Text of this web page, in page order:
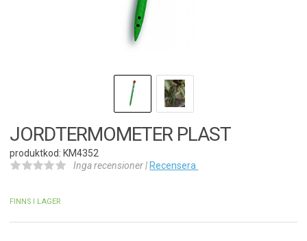
JORDTERMOMETER PLAST
produktkod: KM4352
Inga recensioner | Recensera
FINNS I LAGER